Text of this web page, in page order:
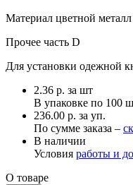
Материал цветной металл
Прочее часть D
Для установки одежной
2.36 р. за шт
В упаковке по 100
236.00 р. за уп.
По сумме заказа –
В наличии
Условия работы и
О товаре